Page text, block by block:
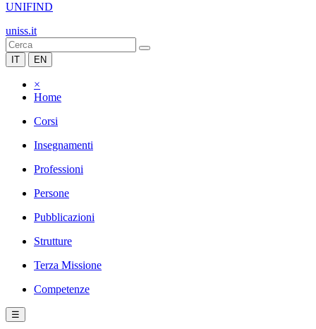
UNIFIND
uniss.it
IT EN
×
Home
Corsi
Insegnamenti
Professioni
Persone
Pubblicazioni
Strutture
Terza Missione
Competenze
☰